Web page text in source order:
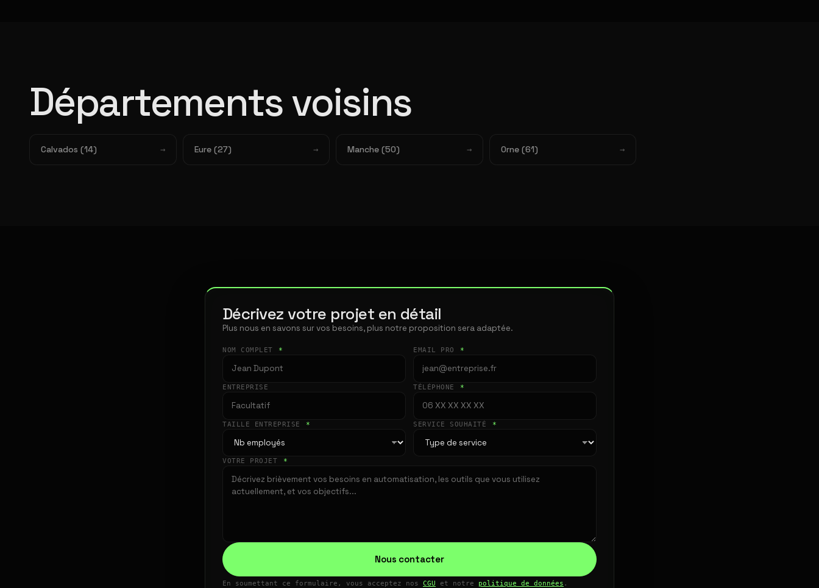
Départements voisins
Calvados (14) Eure (27) Manche (50) Orne (61)
Décrivez votre projet en détail
Plus nous en savons sur vos besoins, plus notre proposition sera adaptée.
NOM COMPLET * EMAIL PRO *
ENTREPRISE TÉLÉPHONE *
TAILLE ENTREPRISE * SERVICE SOUHAITÉ *
VOTRE PROJET *
Nous contacter
En soumettant ce formulaire, vous acceptez nos CGU et notre politique de données .